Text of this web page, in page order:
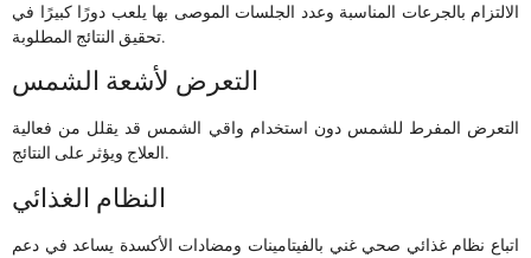
الالتزام بالجرعات المناسبة وعدد الجلسات الموصى بها يلعب دورًا كبيرًا في
تحقيق النتائج المطلوبة.
التعرض لأشعة الشمس
التعرض المفرط للشمس دون استخدام واقي الشمس قد يقلل من فعالية
العلاج ويؤثر على النتائج.
النظام الغذائي
اتباع نظام غذائي صحي غني بالفيتامينات ومضادات الأكسدة يساعد في دعم